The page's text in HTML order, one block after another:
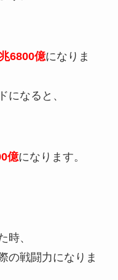
6800億になりま
になると、
億になります。
時、
の戦闘力になりま